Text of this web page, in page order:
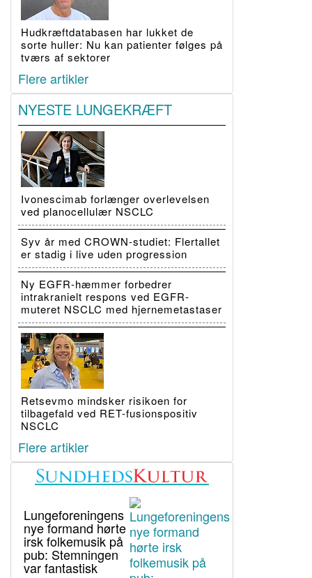
Hudkræftdatabasen har lukket de
sorte huller: Nu kan patienter følges på
tværs af sektorer
Flere artikler
NYESTE LUNGEKRÆFT
Ivonescimab forlænger overlevelsen
ved planocellulær NSCLC
Syv år med CROWN-studiet: Flertallet
er stadig i live uden progression
Ny EGFR-hæmmer forbedrer
intrakranielt respons ved EGFR-
muteret NSCLC med hjernemetastaser
Retsevmo mindsker risikoen for
tilbagefald ved RET-fusionspositiv
NSCLC
Flere artikler
Lungeforeningens
nye formand hørte
irsk folkemusik på
pub: Stemningen
var fantastisk